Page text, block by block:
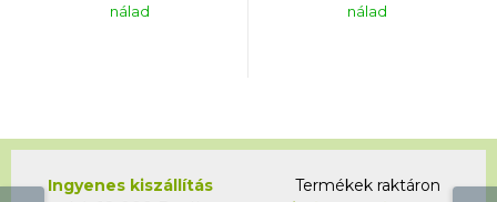
nálad
nálad
Ingyenes kiszállítás
Termékek raktáron